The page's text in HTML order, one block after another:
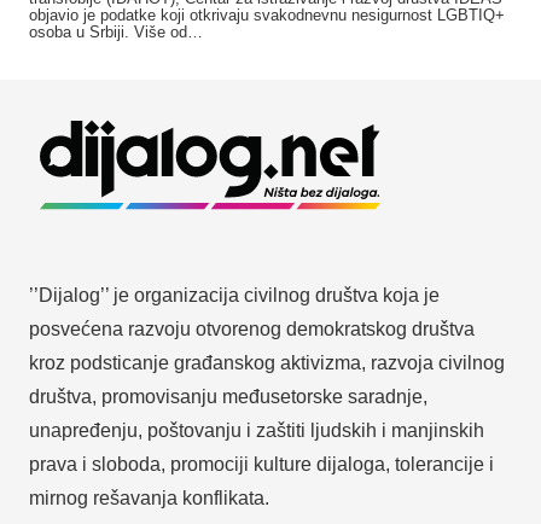
objavio je podatke koji otkrivaju svakodnevnu nesigurnost LGBTIQ+
osoba u Srbiji. Više od…
’’Dijalog’’ je organizacija civilnog društva koja je
posvećena razvoju otvorenog demokratskog društva
kroz podsticanje građanskog aktivizma, razvoja civilnog
društva, promovisanju međusetorske saradnje,
unapređenju, poštovanju i zaštiti ljudskih i manjinskih
prava i sloboda, promociji kulture dijaloga, tolerancije i
mirnog rešavanja konflikata.